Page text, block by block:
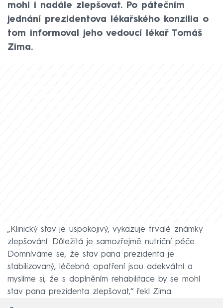
mohl i nadále zlepšovat. Po pátečním
jednání prezidentova lékařského konzilia o
tom informoval jeho vedoucí lékař Tomáš
Zima.
„Klinický stav je uspokojivý, vykazuje trvalé známky
zlepšování. Důležitá je samozřejmě nutriční péče.
Domníváme se, že stav pana prezidenta je
stabilizovaný, léčebná opatření jsou adekvátní a
myslíme si, že s doplněním rehabilitace by se mohl
stav pana prezidenta zlepšovat,“ řekl Zima.